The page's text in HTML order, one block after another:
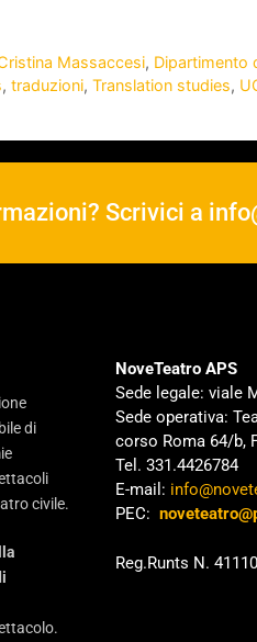
Massaccesi, Dipartimento
, traduzioni, Translation studies,
Scrivici a
di
civile.
NoveTeatro APS
Sede legale: viale
Sede operativa:
corso Roma 64/b,
Tel. 331.4426784
E-mail:
PEC:
Reg.Runts N.